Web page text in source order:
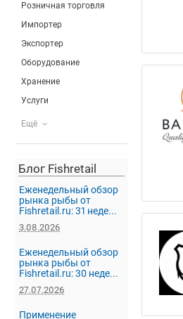
Розничная торговля
Импортер
Экспортер
Оборудование
Хранение
Услуги
Ещё
Блог Fishretail
Еженедельный обзор
рынка рыбы от
Fishretail.ru: 31 неде...
3.08.2026
Еженедельный обзор
рынка рыбы от
Fishretail.ru: 30 неде...
27.07.2026
Применение